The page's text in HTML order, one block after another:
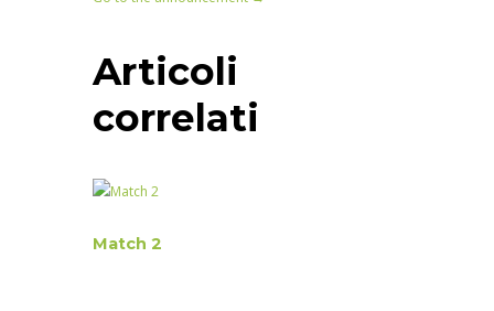
Articoli
correlati
Match 2